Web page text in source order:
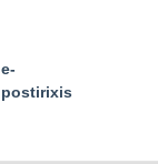
e-
postirixis